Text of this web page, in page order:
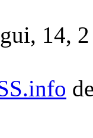
14,